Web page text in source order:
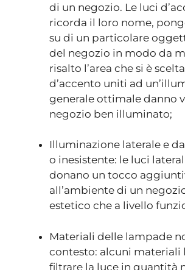
di un negozio. Le luci
ricorda il loro nome,
su di un particolare
del negozio in modo da
risalto l’area che si è
d’accento uniti ad
generale ottimale danno
negozio ben illuminato;
Illuminazione laterale e
o inesistente: le luci
donano un tocco
all’ambiente di un
estetico che a livello
Materiali delle lampade
contesto: alcuni materiali
filtrare la luce in quantità